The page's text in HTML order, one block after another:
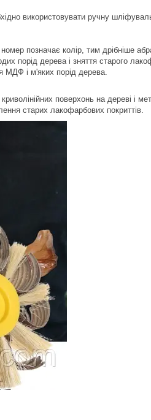
використовувати ручну
позначає колір, тим дрібніше
порід дерева і зняття старого
МДФ і м'яких порід дерева.
криволінійних поверхонь на дереві
старих лакофарбових покриттів.